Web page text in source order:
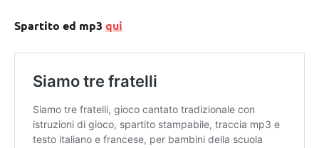
Spartito ed mp3 qui